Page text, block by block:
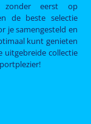
eerst op
de beste selectie
je samengesteld en
kunt genieten
uitgebreide collectie